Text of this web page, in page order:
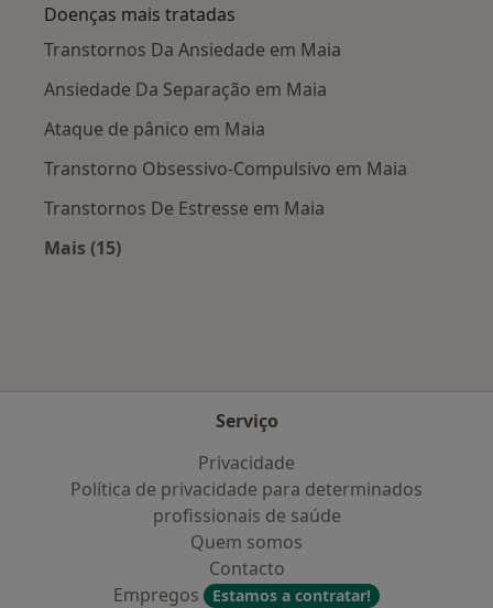
Doenças mais tratadas
Transtornos Da Ansiedade em Maia
Ansiedade Da Separação em Maia
Ataque de pânico em Maia
Transtorno Obsessivo-Compulsivo em Maia
Transtornos De Estresse em Maia
Mais (15)
Serviço
Privacidade
Política de privacidade para determinados
profissionais de saúde
Quem somos
Contacto
Empregos
Estamos a contratar!